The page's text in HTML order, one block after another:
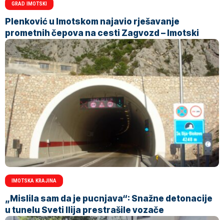
GRAD IMOTSKI
Plenković u Imotskom najavio rješavanje
prometnih čepova na cesti Zagvozd – Imotski
IMOTSKA KRAJINA
„Mislila sam da je pucnjava“: Snažne detonacije
u tunelu Sveti Ilija prestrašile vozače